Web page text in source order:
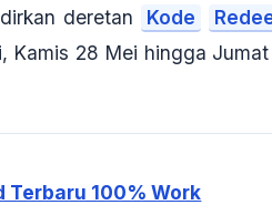
deretan Kode
Kamis 28 Mei hingga
Terbaru 100% Work